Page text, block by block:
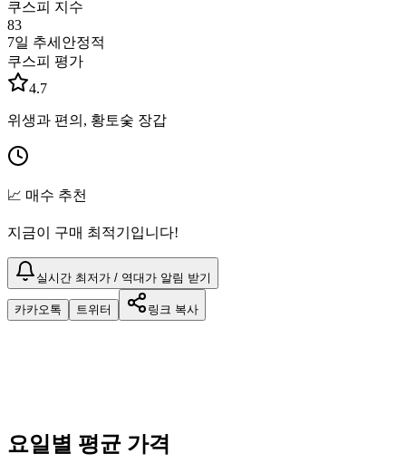
쿠스피 지수
83
7일 추세 안정적
쿠스피 평가
4.7
위생과 편의, 황토숯 장갑
📈 매수 추천
지금이 구매 최적기입니다!
실시간 최저가 / 역대가 알림 받기
카카오톡 트위터 링크 복사
요일별 평균 가격